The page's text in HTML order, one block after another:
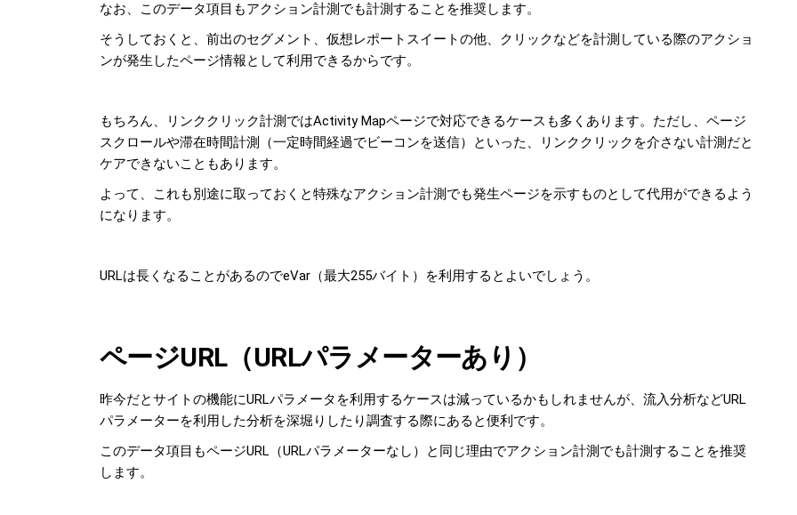
なお、このデータ項目もアクション計測でも計測することを推奨します。
そうしておくと、前出のセグメント、仮想レポートスイートの他、クリックなどを計測している際のアクショ
ンが発生したページ情報として利用できるからです。
もちろん、リンククリック計測ではActivity Mapページで対応できるケースも多くあります。ただし、ページ
スクロールや滞在時間計測（一定時間経過でビーコンを送信）といった、リンククリックを介さない計測だと
ケアできないこともあります。
よって、これも別途に取っておくと特殊なアクション計測でも発生ページを示すものとして代用ができるよう
になります。
URLは長くなることがあるのでeVar（最大255バイト）を利用するとよいでしょう。
ページURL（URLパラメーターあり）
昨今だとサイトの機能にURLパラメータを利用するケースは減っているかもしれませんが、流入分析などURL
パラメーターを利用した分析を深堀りしたり調査する際にあると便利です。
このデータ項目もページURL（URLパラメーターなし）と同じ理由でアクション計測でも計測することを推奨
します。